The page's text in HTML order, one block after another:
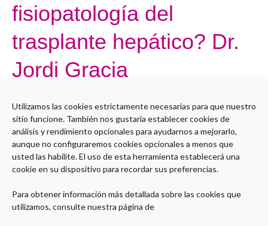
Utilizamos las cookies estrictamente necesarias para que nuestro
sitio funcione. También nos gustaría establecer cookies de
análisis y rendimiento opcionales para ayudarnos a mejorarlo,
aunque no configuraremos cookies opcionales a menos que
usted las habilite. El uso de esta herramienta establecerá una
cookie en su dispositivo para recordar sus preferencias.
Para obtener información más detallada sobre las cookies que
utilizamos, consulte nuestra página de
fisiopatología del
trasplante hepático? Dr.
Jordi Gracia
Open to access this content
de
la
fisiopatología
trasplante
hepático?
Dr.
Jordi
Leer más »